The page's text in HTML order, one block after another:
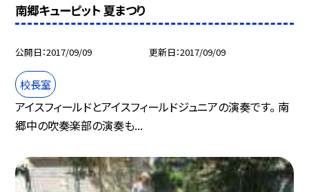
南郷キューピット 夏まつり
公開日 2017/09/09 更新日 2017/09/09
校長室
アイスフィールドとアイスフィールドジュニアの演奏です。 南
郷中の吹奏楽部の演奏も...